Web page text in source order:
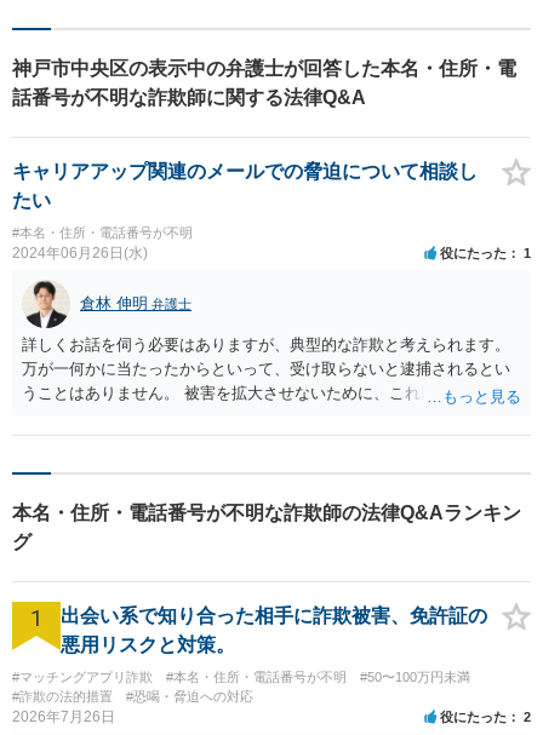
神戸市中央区の表示中の弁護士が回答した本名・住所・電
話番号が不明な詐欺師に関する法律Q&A
キャリアアップ関連のメールでの脅迫について相談し
たい
#本名・住所・電話番号が不明
2024年06月26日(水) 役にたった 1
倉林 伸明 弁護士
詳しくお話を伺う必要はありますが、典型的な詐欺と考えられます。
万が一何かに当たったからといって、受け取らないと逮捕されるとい
うことはありません。 被害を拡大させないために、これ以上ギフトカ
や弁護士に相談されると良いでしょう。
本名・住所・電話番号が不明な詐欺師の法律Q&Aランキン
グ
1
出会い系で知り合った相手に詐欺被害、免許証の
悪用リスクと対策。
#マッチングアプリ詐欺 #本名・住所・電話番号が不明
#50〜100万円未満
#詐欺の法的措置
#恐喝・脅迫への対応
2026年7月26日 役にたった 2